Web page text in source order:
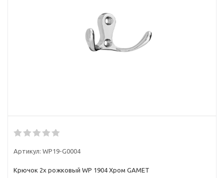
Артикул: WP19-G0004
Крючок 2х рожковый WP 1904 Хром GAMET